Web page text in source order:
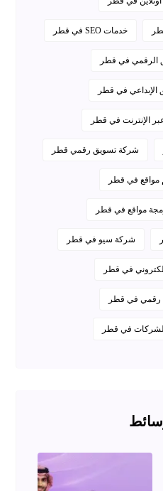
خدمات SEO في قطر
الرقمي في قطر
في قطر
الإنترنت في قطر
شركة تسويق رقمي قطر
في قطر
مواقع في قطر
شركة سيو في قطر
في قطر
رقمي في قطر
في قطر